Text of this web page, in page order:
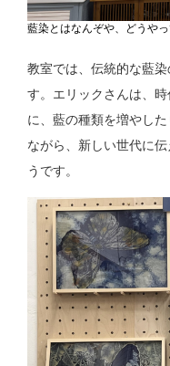
藍染とはなんぞや、どうや
教室では、伝統的な藍
す。 エリックさんは、
に、藍の種類を増やし
ながら、新しい世代に
うです。